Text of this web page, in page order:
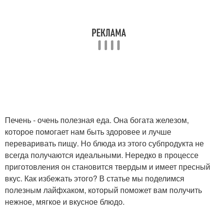
Печень - очень полезная еда. Она богата железом,
которое помогает нам быть здоровее и лучше
переваривать пищу. Но блюда из этого субпродукта не
всегда получаются идеальными. Нередко в процессе
приготовления он становится твердым и имеет пресный
вкус. Как избежать этого? В статье мы поделимся
полезным лайфхаком, который поможет вам получить
нежное, мягкое и вкусное блюдо.